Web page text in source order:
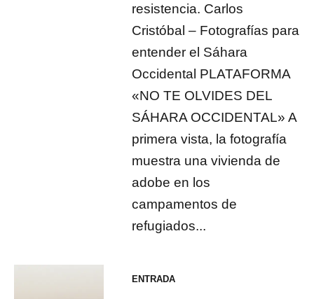
resistencia. Carlos
Cristóbal – Fotografías para
entender el Sáhara
Occidental PLATAFORMA
«NO TE OLVIDES DEL
SÁHARA OCCIDENTAL» A
primera vista, la fotografía
muestra una vivienda de
adobe en los
campamentos de
refugiados...
ENTRADA